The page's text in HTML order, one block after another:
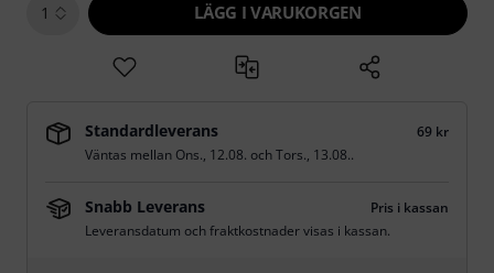
1 LÄGG I VARUKORGEN
Standardleverans
69 kr
Väntas mellan Ons., 12.08. ochTors., 13.08..
Snabb Leverans
Pris i kassan
Leveransdatum och fraktkostnader visas i kassan.